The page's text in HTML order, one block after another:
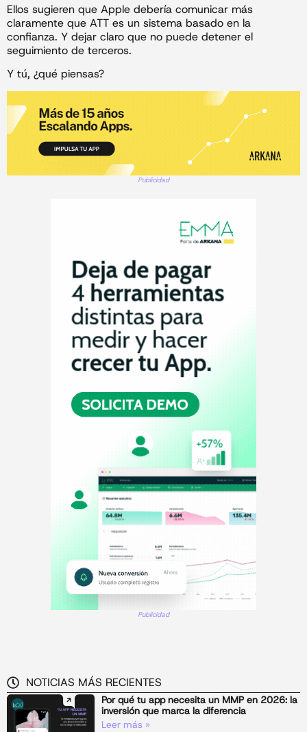
Ellos sugieren que Apple debería comunicar más
claramente que ATT es un sistema basado en la
confianza. Y dejar claro que no puede detener el
seguimiento de terceros.
Y tú, ¿qué piensas?
Publicidad
Publicidad
NOTICIAS MÁS RECIENTES
Por qué tu app necesita un MMP en 2026: la
inversión que marca la diferencia
Leer más »